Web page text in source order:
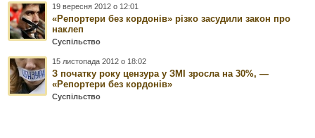
19 вересня 2012 о 12:01
«Репортери без кордонів» різко засудили закон про
наклеп
Суспільство
15 листопада 2012 о 18:02
З початку року цензура у ЗМІ зросла на 30%, —
«Репортери без кордонів»
Суспільство